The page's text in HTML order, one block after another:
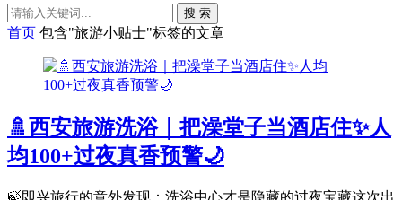
搜 索
首页 包含"旅游小贴士"标签的文章
🚿西安旅游洗浴｜把澡堂子当酒店住✨人
均100+过夜真香预警🌙
🍃即兴旅行的意外发现：洗浴中心才是隐藏的过夜宝藏这次出